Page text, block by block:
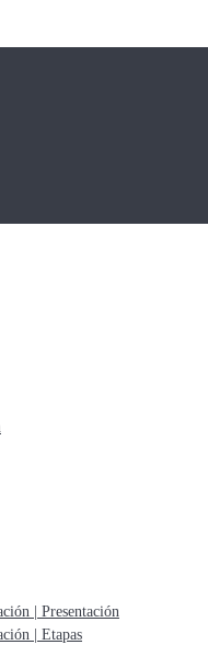
| Presentación
| Etapas